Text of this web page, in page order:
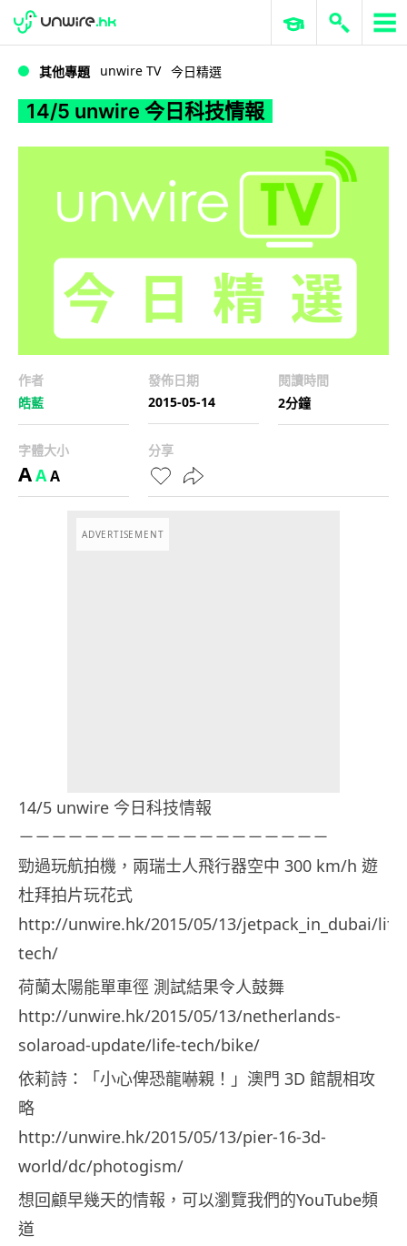
14/5 unwire 今日科技情報
WWDC 2026 ERP 與商業 AI
其他專題 unwire TV 今日精選
14/5 unwire 今日科技情報
作者
皓藍
發佈日期
2015-05-14
閱讀時間
2分鐘
字體大小
AAA
分享
ADVERTISEMENT
14/5 unwire 今日科技情報
－－－－－－－－－－－－－－－－－－－
勁過玩航拍機，兩瑞士人飛行器空中 300 km/h 遊
杜拜拍片玩花式
http://unwire.hk/2015/05/13/jetpack_in_dubai/life-
tech/
荷蘭太陽能單車徑 測試結果令人鼓舞
http://unwire.hk/2015/05/13/netherlands-
solaroad-update/life-tech/bike/
依莉詩：「小心俾恐龍嚇親！」澳門 3D 館靚相攻
略
http://unwire.hk/2015/05/13/pier-16-3d-
world/dc/photogism/
想回顧早幾天的情報，可以瀏覽我們的YouTube頻
道